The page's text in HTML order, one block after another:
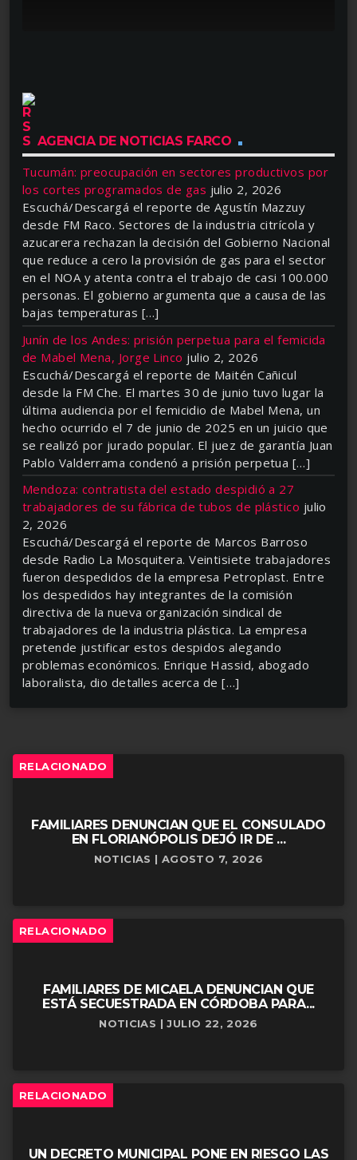
AGENCIA DE NOTICIAS FARCO
Tucumán: preocupación en sectores productivos por
los cortes programados de gas julio 2, 2026
Escuchá/Descargá el reporte de Agustín Mazzuy
desde FM Raco. Sectores de la industria citrícola y
azucarera rechazan la decisión del Gobierno Nacional
que reduce a cero la provisión de gas para el sector
en el NOA y atenta contra el trabajo de casi 100.000
personas. El gobierno argumenta que a causa de las
bajas temperaturas […]
Junín de los Andes: prisión perpetua para el femicida
de Mabel Mena, Jorge Linco julio 2, 2026
Escuchá/Descargá el reporte de Maitén Cañicul
desde la FM Che. El martes 30 de junio tuvo lugar la
última audiencia por el femicidio de Mabel Mena, un
hecho ocurrido el 7 de junio de 2025 en un juicio que
se realizó por jurado popular. El juez de garantía Juan
Pablo Valderrama condenó a prisión perpetua […]
Mendoza: contratista del estado despidió a 27
trabajadores de su fábrica de tubos de plástico julio
2, 2026
Escuchá/Descargá el reporte de Marcos Barroso
desde Radio La Mosquitera. Veintisiete trabajadores
fueron despedidos de la empresa Petroplast. Entre
los despedidos hay integrantes de la comisión
directiva de la nueva organización sindical de
trabajadores de la industria plástica. La empresa
pretende justificar estos despidos alegando
problemas económicos. Enrique Hassid, abogado
laboralista, dio detalles acerca de […]
RELACIONADO
FAMILIARES DENUNCIAN QUE EL CONSULADO
EN FLORIANÓPOLIS DEJÓ IR DE ...
NOTICIAS | AGOSTO 7, 2026
RELACIONADO
FAMILIARES DE MICAELA DENUNCIAN QUE
ESTÁ SECUESTRADA EN CÓRDOBA PARA...
NOTICIAS | JULIO 22, 2026
RELACIONADO
UN DECRETO MUNICIPAL PONE EN RIESGO LAS